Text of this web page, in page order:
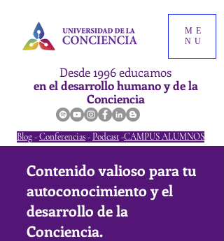
Desde 1996 educamos
en el desarrollo humano y de la
Conciencia
ME
NU
Blog-Conferencias-Podcast-CAMPUS ALUMNOS
Contenido valioso para tu
autoconocimiento y el
desarrollo de la
Conciencia.